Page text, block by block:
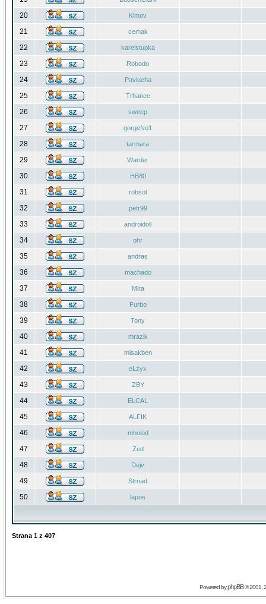
20 Kimov
21 cemak
22 karelstupka
23 Robodo
24 Pavlucha
25 Trhanec
26 sweep
27 gorgeNo1
28 tarmara
29 Warder
30 HB80
31 robsol
32 petr99
33 androidoll
34 ohr
35 andras
36 machado
37 Mira
38 Furbo
39 Tony
40 mrazik
41 misakben
42 eLzyx
43 ZBY
44 ELCAL
45 ALFIK
46 mholod
47 Zed
48 Dejv
49 Strnad
50 lapos
Strana 1 z 407
Powered byphpBB© 2001,